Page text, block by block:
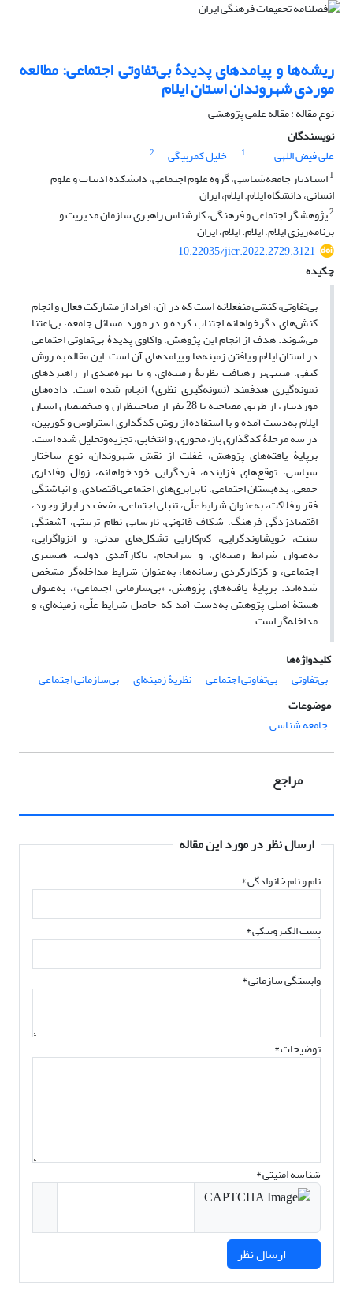
ریشه‌ها و پیامدهای پدیدۀ بی‌تفاوتی اجتماعی: مطالعه
موردی شهروندان استان ایلام
نوع مقاله : مقاله علمی پژوهشی
نویسندگان
علی فیض اللهی
1 خلیل کمربیگی
2
1استادیار جامعه‌شناسی، گروه علوم اجتماعی، دانشکده ادبیات و علوم
انسانی، دانشگاه ایلام. ایلام، ایران
2پژوهشگر اجتماعی و فرهنگی، کارشناس راهبری سازمان مدیریت و
برنامه‌ریزی ایلام، ایلام. ایلام، ایران
10.22035/jicr.2022.2729.3121
چکیده
بی‌تفاوتی، کنشی منفعلانه است که در آن، افراد از مشارکت فعال و انجام
کنش‌های دگرخواهانه اجتناب کرده و در مورد مسائل جامعه، بی‌اعتنا
می‌شوند. هدف از انجام این پژوهش، واکاوی پدید‌ۀ بی‌تفاوتی اجتماعی
در استان ایلام و یافتن زمینه‌ها و پیامدهای آن است. این مقاله به روش
کیفی، مبتنی‌بر رهیافت نظریۀ زمینه‌ای، و با بهره‌مندی از راهبردهای
نمونه‌گیری هدفمند (نمونه‌گیری نظری) انجام شده است. داده‌های
موردنیاز، از طریق مصاحبه با 28 نفر از صاحب­نظران و متخصصان استان
ایلام به‌دست آمده و با استفاده از روش کدگذاری استراوس و کوربین،
در سه مرحلۀ کدگذاری باز، محوری، و انتخابی، تجزیه‌وتحلیل شده است.
برپایۀ یافته‌های پژوهش، غفلت از نقش ‏شهروندان، نوع ساختار
‏سیاسی، توقع‌های فزاینده، فردگرایی‏ خودخواهانه، زوال وفاداری
‏جمعی، بده‌‌بستان اجتماعی، نابرابری‌های ‏اجتماعی‌ـ‌اقتصادی، و انباشتگی
فقر و فلاکت، به‌عنوان شرایط علّی، تنبلی اجتماعی، ضعف در ابراز وجود،
اقتصادزدگی فرهنگ، شکاف قانونی، نارسایی نظام تربیتی، آشفتگی
سنت، خویشاوندگرایی، کم‌کارایی تشکل‌های مدنی، و انزواگرایی،
به‌عنوان شرایط زمینه‌ای، و سرانجام، ناکارآمدی دولت، هیستری
اجتماعی، و کژکارکردی رسانه‌ها، به‌عنوان شرایط مداخله‌گر مشخص
شده‌اند. برپایۀ یافته‌های پژوهش، «بی‌سازمانی اجتماعی»، به‌عنوان
هستۀ اصلی پژوهش به‌دست آمد که حاصل شرایط علّی، زمینه‌ای، و
مداخله‌گر است.
کلیدواژه‌ها
بی‌تفاوتی
بی‌تفاوتی اجتماعی نظریۀ زمینه‌ای
بی‌سازمانی اجتماعی
موضوعات
جامعه شناسی
مراجع
ارسال نظر در مورد این مقاله
نام و نام خانوادگی*
پست الکترونیکی*
وابستگی سازمانی *
توضیحات *
شناسه امنیتی *